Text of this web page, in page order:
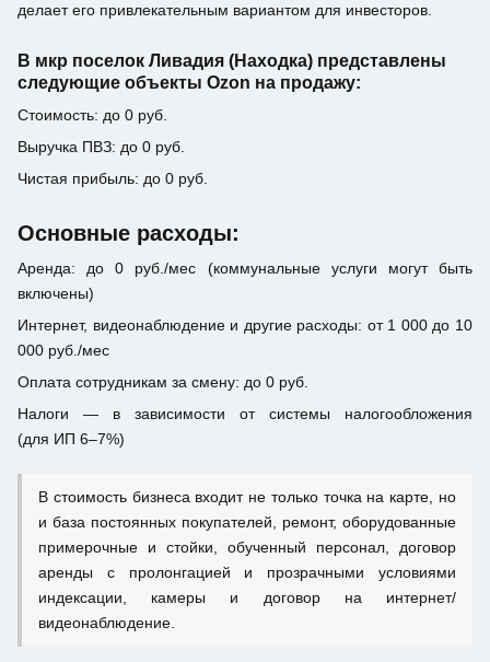
делает его привлекательным вариантом для инвесторов.
В мкр поселок Ливадия (Находка) представлены
следующие объекты Ozon на продажу:
Стоимость: до 0 руб.
Выручка ПВЗ: до 0 руб.
Чистая прибыль: до 0 руб.
Основные расходы:
Аренда: до 0 руб./мес (коммунальные услуги могут быть
включены)
Интернет, видеонаблюдение и другие расходы: от 1 000 до 10
000 руб./мес
Оплата сотрудникам за смену: до 0 руб.
Налоги — в зависимости от системы налогообложения
(для ИП 6–7%)
В стоимость бизнеса входит не только точка на карте, но
и база постоянных покупателей, ремонт, оборудованные
примерочные и стойки, обученный персонал, договор
аренды с пролонгацией и прозрачными условиями
индексации, камеры и договор на интернет/
видеонаблюдение.